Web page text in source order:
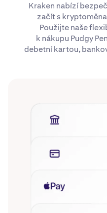
Kraken nabízí
začít s
Použijte naše
k nákupu Pudgy
debetní kartou,